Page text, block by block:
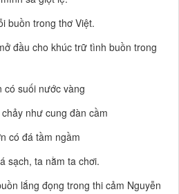
buồn trong thơ Việt.
đầu cho khúc trữ tình buồn trong
có suối nước vàng
như cung đàn cầm
có đá tầm ngầm
sạch, ta nằm ta chơi.
lắng đọng trong thi cảm Nguyễn